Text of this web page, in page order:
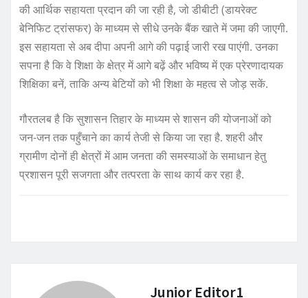
की आर्थिक सहायता प्रदान की जा रही है, जो डीबीटी (डायरेक्ट
बेनिफिट ट्रांसफर) के माध्यम से सीधे उनके बैंक खाते में जमा की जाएगी.
इस सहायता से अब दीपा अपनी आगे की पढ़ाई जारी रख पाएंगी. उनका
सपना है कि वे शिक्षा के क्षेत्र में आगे बढ़ें और भविष्य में एक प्रेरणादायक
शिक्षिका बनें, ताकि अन्य बेटियों को भी शिक्षा के महत्व से जोड़ सकें.
गौरतलब है कि सुशासन तिहार के माध्यम से शासन की योजनाओं को
जन-जन तक पहुँचाने का कार्य तेजी से किया जा रहा है. शहरी और
ग्रामीण दोनों ही क्षेत्रों में आम जनता की समस्याओं के समाधान हेतु
प्रशासन पूरी सजगता और तत्परता के साथ कार्य कर रहा है.
Junior Editor1